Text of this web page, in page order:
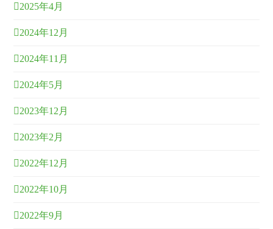
2025年4月
2024年12月
2024年11月
2024年5月
2023年12月
2023年2月
2022年12月
2022年10月
2022年9月